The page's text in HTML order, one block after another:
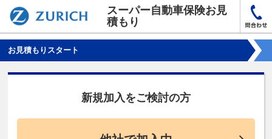
スーパー自動車保険お見
積もり
お見積もりスタート
新規加入をご検討の方